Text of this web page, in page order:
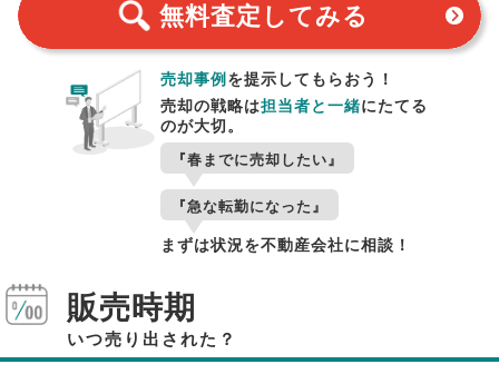
無料査定 してみる
売却事例 を提示してもらおう！
売却の戦略は担当者と一緒にたてる
のが大切。
『春までに売却したい』
『急な転勤になった』
まずは状況を不動産会社に相談！
販売時期
いつ売り出された？